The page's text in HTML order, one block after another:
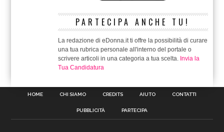
PARTECIPA ANCHE TU!
La redazione di eDonna.it ti offre la possibilità di curare
una tua rubrica personale all'interno del portale o
scrivere articoli in una categoria a tua scelta. Invia la
Tua Candidatura
HOME CHI SIAMO CREDITS AIUTO CONTATTI
PUBBLICITÀ PARTECIPA